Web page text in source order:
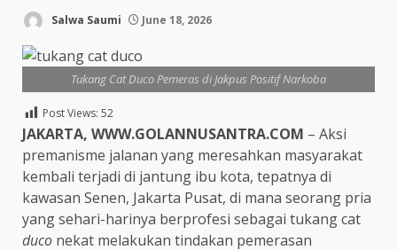
Salwa Saumi June 18, 2026
Tukang Cat Duco Pemeras di Jakpus Positif Narkoba
Post Views: 52
JAKARTA, WWW.GOLANNUSANTRA.COM – Aksi
premanisme jalanan yang meresahkan masyarakat
kembali terjadi di jantung ibu kota, tepatnya di
kawasan Senen, Jakarta Pusat, di mana seorang pria
yang sehari-harinya berprofesi sebagai tukang cat
duco nekat melakukan tindakan pemerasan